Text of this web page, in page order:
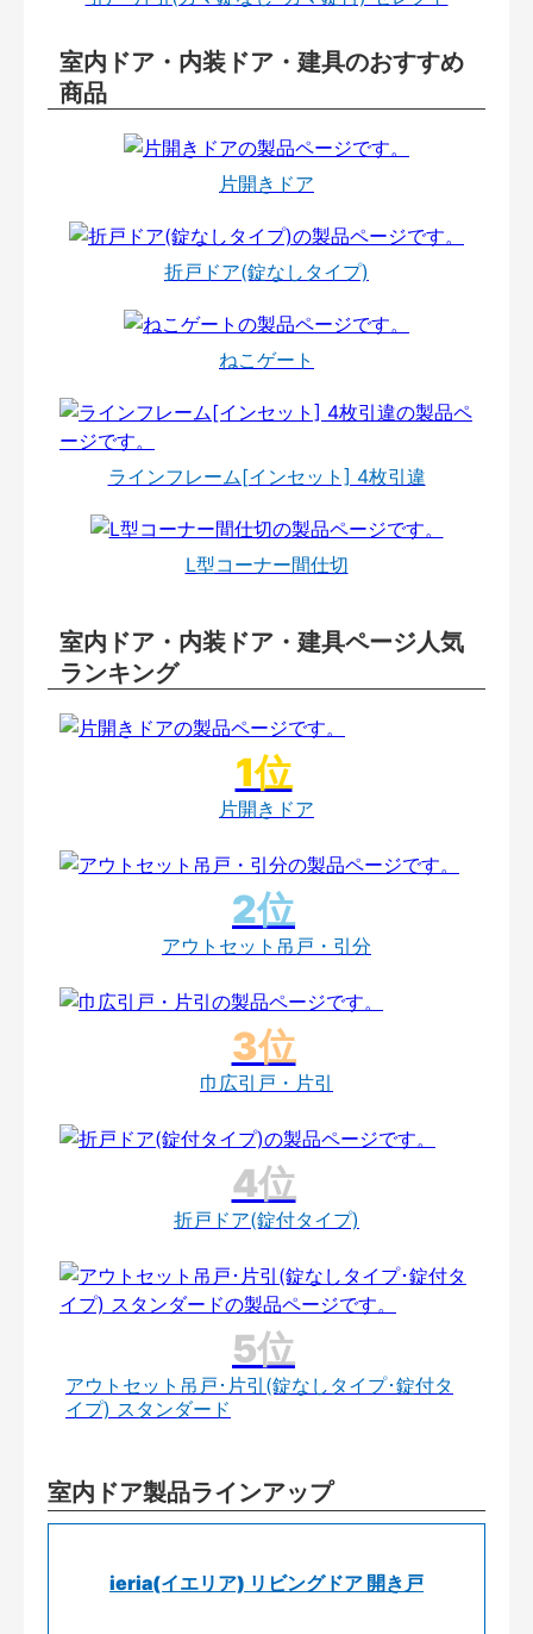
室内ドア・内装ドア・建具のおすすめ
商品
片開きドア
折戸ドア(錠なしタイプ)
ねこゲート
ラインフレーム[インセット] 4枚引違
L型コーナー間仕切
室内ドア・内装ドア・建具ページ人気
ランキング
片開きドア
アウトセット吊戸・引分
巾広引戸・片引
折戸ドア(錠付タイプ)
アウトセット吊戸･片引(錠なしタイプ･錠付タ
イプ) スタンダード
室内ドア製品ラインアップ
ieria(イエリア) リビングドア 開き戸